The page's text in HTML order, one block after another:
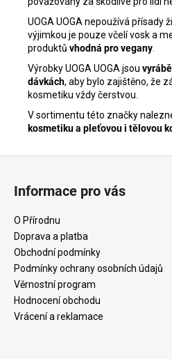
UOGA UOGA nepoužívá přísady
výjimkou je pouze včelí vosk a
produktů vhodná pro vegany
Výrobky UOGA UOGA jsou
dávkách, aby bylo zajištěno, že
kosmetiku vždy čerstvou.
V sortimentu této značky
kosmetiku a pleťovou i tělovou
Informace pro vás
O Přírodnu
Doprava a platba
Obchodní podmínky
Podmínky ochrany osobních údajů
Věrnostní program
Hodnocení obchodu
Vrácení a reklamace